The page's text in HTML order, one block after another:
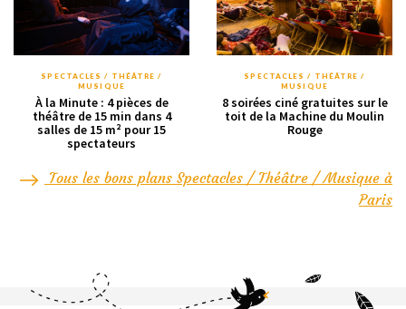
SPECTACLES / THÉÂTRE /
MUSIQUE
À la Minute : 4 pièces de
théâtre de 15 min dans 4
salles de 15 m² pour 15
spectateurs
SPECTACLES / THÉÂTRE /
MUSIQUE
8 soirées ciné gratuites sur le
toit de la Machine du Moulin
Rouge
Tous les bons plans Spectacles / Théâtre / Musique à
Paris